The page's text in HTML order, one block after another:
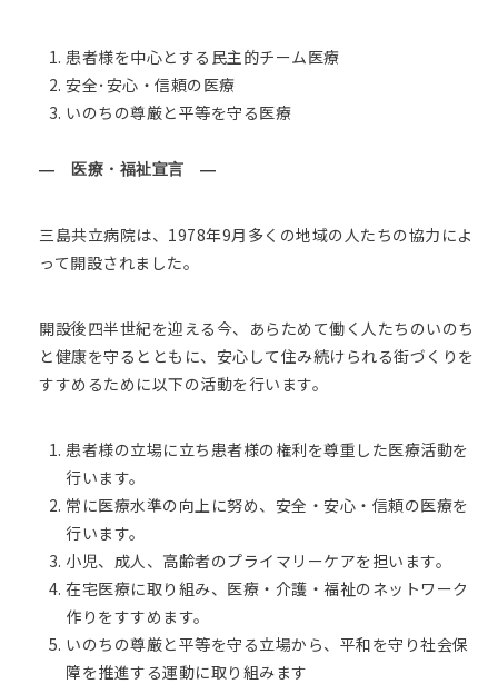
患者様を中心とする民主的チーム医療
安全･安心・信頼の医療
いのちの尊厳と平等を守る医療
― 医療・福祉宣言 ―
三島共立病院は、1978年9月多くの地域の人たちの協力によ
って開設されました。
開設後四半世紀を迎える今、あらためて働く人たちのいのち
と健康を守るとともに、安心して住み続けられる街づくりを
すすめるために以下の活動を行います。
患者様の立場に立ち患者様の権利を尊重した医療活動を
行います。
常に医療水準の向上に努め、安全・安心・信頼の医療を
行います。
小児、成人、高齢者のプライマリーケアを担います。
在宅医療に取り組み、医療・介護・福祉のネットワーク
作りをすすめます。
いのちの尊厳と平等を守る立場から、平和を守り社会保
障を推進する運動に取り組みます